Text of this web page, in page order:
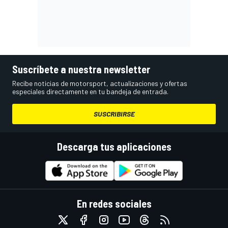
Suscríbete a nuestra newsletter
Recibe noticias de motorsport, actualizaciones y ofertas
especiales directamente en tu bandeja de entrada.
SUSCRIBIRSE
Descarga tus aplicaciones
En redes sociales